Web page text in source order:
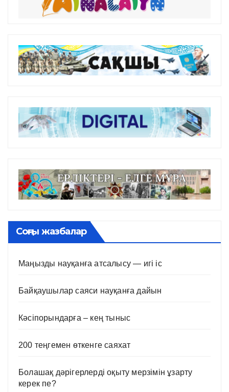
Соңғы жазбалар
Маңызды науқанға атсалысу — игі іс
Байқаушылар саяси науқанға дайын
Кәсіпорындарға – кең тыныс
200 теңгемен өткенге саяхат
Болашақ дәрігерлерді оқыту мерзімін ұзарту
керек пе?